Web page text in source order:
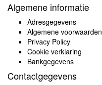
Algemene informatie
Adresgegevens
Algemene voorwaarden
Privacy Policy
Cookie verklaring
Bankgegevens
Contactgegevens